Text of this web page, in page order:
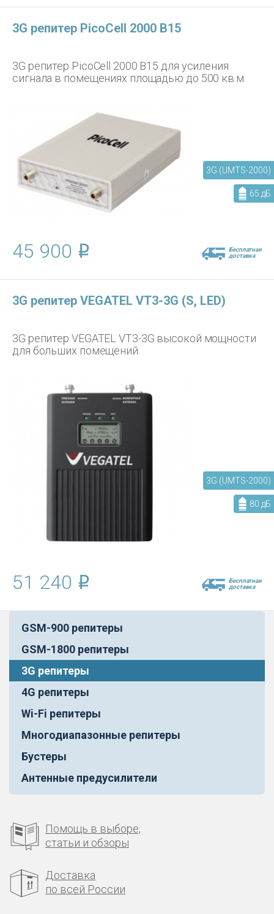
3G репитер PicoCell 2000 B15
3G репитер PicoCell 2000 B15 для усиления
сигнала в помещениях площадью до 500 кв.м.
3G (UMTS-2000)
65 дБ
45 900
Бесплатная
доставка
3G репитер VEGATEL VT3-3G (S, LED)
3G репитер VEGATEL VT3-3G высокой мощности
для больших помещений.
3G (UMTS-2000)
80 дБ
51 240
Бесплатная
доставка
GSM-900 репитеры
GSM-1800 репитеры
3G репитеры
4G репитеры
Wi-Fi репитеры
Многодиапазонные репитеры
Бустеры
Антенные предусилители
Помощь в выборе,
статьи и обзоры
Доставка
по всей России